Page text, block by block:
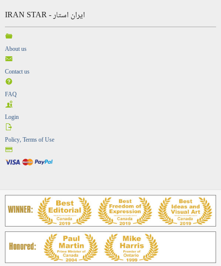
IRAN STAR - ایران استار
About us
Contact us
FAQ
Login
Policy, Terms of Use